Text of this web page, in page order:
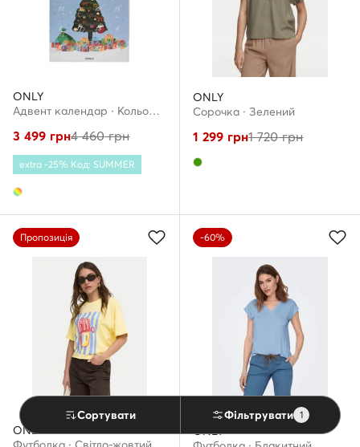
Сортувати Фільтрувати 1
ONLY
Адвент календар · Кольоровий
3 499 грн4 460грн
extra -25% Код: SUMMER
ONLY
Сорочка · Зелений
1 299 грн1 720грн
Пропозиція
ONLY
-60%
ONLY